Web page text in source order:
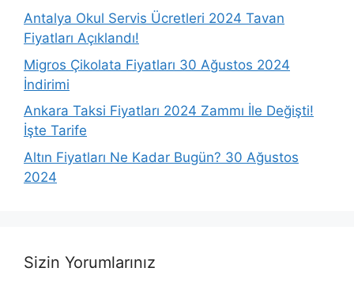
Antalya Okul Servis Ücretleri 2024 Tavan
Fiyatları Açıklandı!
Migros Çikolata Fiyatları 30 Ağustos 2024
İndirimi
Ankara Taksi Fiyatları 2024 Zammı İle Değişti!
İşte Tarife
Altın Fiyatları Ne Kadar Bugün? 30 Ağustos
2024
Sizin Yorumlarınız